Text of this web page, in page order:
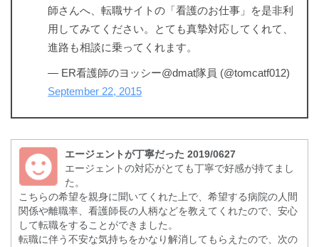
師さんへ、転職サイトの「看護のお仕事」を是非利
用してみてください。とても真摯対応してくれて、
進路も相談に乗ってくれます。
— ER看護師のヨッシー@dmat隊員 (@tomcatf012)
September 22, 2015
エージェントが丁寧だった 2019/0627
エージェントの対応がとても丁寧で好感が持てまし
た。
こちらの希望を親身に聞いてくれた上で、希望する病院の人間
関係や離職率、看護師長の人柄などを教えてくれたので、安心
して転職をすることができました。
転職に伴う不安な気持ちをかなり解消してもらえたので、次の